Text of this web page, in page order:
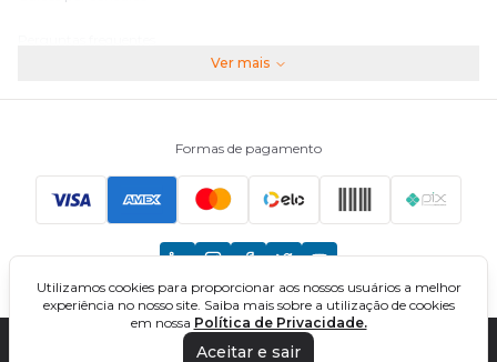
Principais Concursos
CNU
TCU
Ver mais
Formas de pagamento
DIREÇÃO CONCURSOS - CURSOS ONLINE PARA CONCURSOS. TODOS OS
Utilizamos cookies para proporcionar aos nossos usuários a melhor
experiência no nosso site. Saiba mais sobre a utilização de cookies
em nossa Política de Privacidade.
Aceitar e sair